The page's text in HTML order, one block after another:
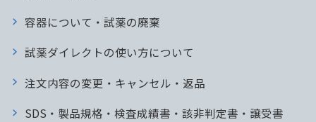
容器について・試薬の廃棄
試薬ダイレクトの使い方について
注文内容の変更・キャンセル・返品
SDS・製品規格・検査成績書・該非判定書・譲受書